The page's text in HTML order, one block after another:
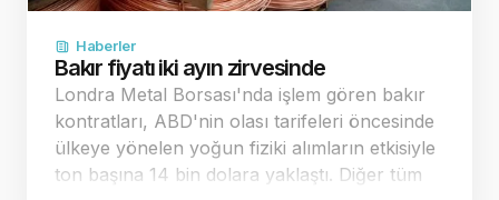
Haberler
Bakır fiyatı iki ayın zirvesinde
Londra Metal Borsası'nda işlem gören bakır
kontratları, ABD'nin olası tarifeleri öncesinde
ülkeye yönelen yoğun fiziki alımların etkisiyle
ton başına 14 bin dolara yaklaştı. Diğer tüm